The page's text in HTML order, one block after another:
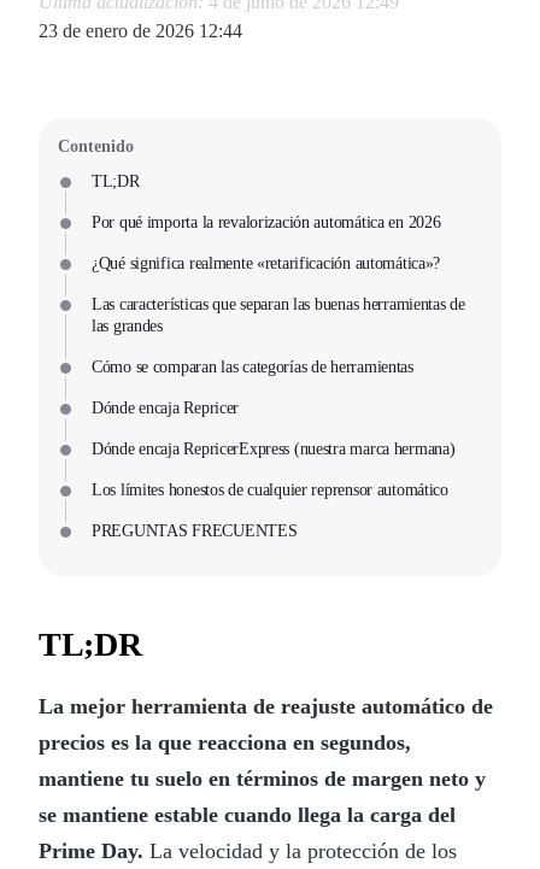
23 de enero de 2026 12:44
Contenido
TL;DR
Por qué importa la revalorización automática en 2026
¿Qué significa realmente «retarificación automática»?
Las características que separan las buenas herramientas de
las grandes
Cómo se comparan las categorías de herramientas
Dónde encaja Repricer
Dónde encaja RepricerExpress (nuestra marca hermana)
Los límites honestos de cualquier reprensor automático
PREGUNTAS FRECUENTES
TL;DR
La mejor herramienta de reajuste automático de
precios es la que reacciona en segundos,
mantiene tu suelo en términos de margen neto y
se mantiene estable cuando llega la carga del
Prime Day. La velocidad y la protección de los